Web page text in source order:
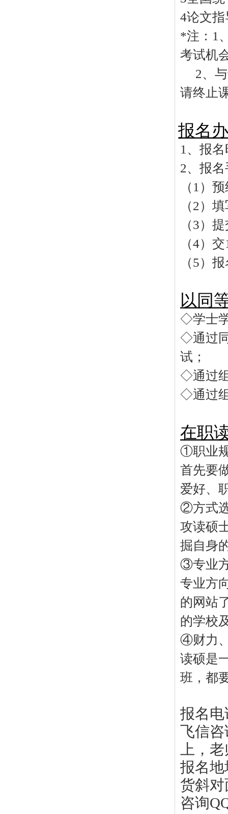
4论文
*注： 1
考试机
2、
请终止
报名
1 、报
2、报
（ 1 ）
（2 ）
（3）
（4）交
（5）
以同
◇学士
◇通过
试；
◇通过
◇通过
在职
①职业
首先要
爱好、
②方式
攻读硕
掘自身
③专业
专业方
的网站
的学校
④财力
读硕是
班，都
报名电
飞信咨
上，
报名
货斜
咨询